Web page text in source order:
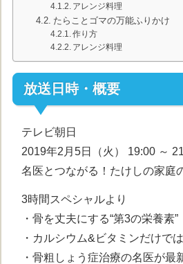
アレンジ料理
たらことゴマの万能ふりかけ
作り方
アレンジ料理
放送日時・概要
テレビ朝日
2019年2月5日（火） 19:00 ～
名医とつながる！たけしの家庭
3時間スペシャルより
・骨を丈夫にする“第3の栄養素”
・カルシウム&ビタミンだけで
・骨粗しょう症治療の名医が最